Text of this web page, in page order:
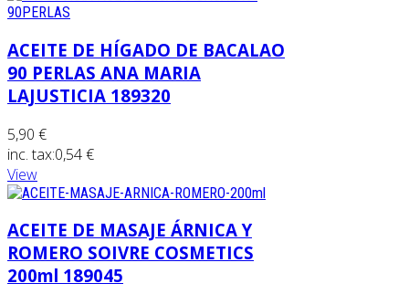
ACEITE DE HÍGADO DE BACALAO
90 PERLAS ANA MARIA
LAJUSTICIA 189320
5,90 €
inc. tax:0,54 €
View
ACEITE DE MASAJE ÁRNICA Y
ROMERO SOIVRE COSMETICS
200ml 189045